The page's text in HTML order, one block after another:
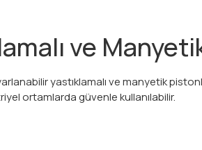
ve
yastıklamalı ve manyetik
ortamlarda güvenle kullanılabilir.